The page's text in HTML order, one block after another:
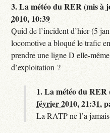
3.La météo du RER (mis à
2010, 10:39
Quid de l’incident d’hier (5
locomotive a bloqué le trafic
prendre une ligne D elle-
d’exploitation ?
1.La météo du
février 2010, 21:31,
La RATP ne l’a